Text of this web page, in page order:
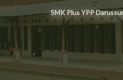
SMK Plus YPP